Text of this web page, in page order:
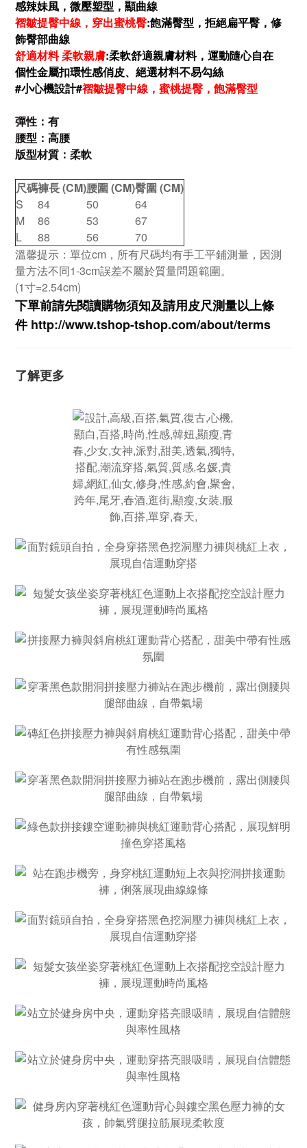
感辣妹風，微壓塑型，顯曲線
褶皺提臀中線，穿出蜜桃臀:飽滿臀型，拒絕扁平臀，修
飾臀部曲線
舒適材料 柔軟親膚:柔軟舒適親膚材料，運動隨心自在
個性金屬扣環性感俏皮、 絕選材料不易勾絲
#小心機設計#褶皺提臀中線，蜜桃提臀，飽滿臀型
彈性：有
腰型：高腰
版型材質：柔軟
尺碼褲長 (CM)腰圍 (CM)臀圍 (CM)
S
84 50
64
M
86 53
67
L
88 56
70
溫馨提示：單位cm，所有尺碼均有手工平鋪測量， 因測
量方法不同1-3cm誤差不屬於質量問題範圍。
(1寸=2.54cm)
下單前請先閱讀購物須知及請用皮尺測量以上條
件 http://www.tshop-tshop.com/about/terms
了解更多